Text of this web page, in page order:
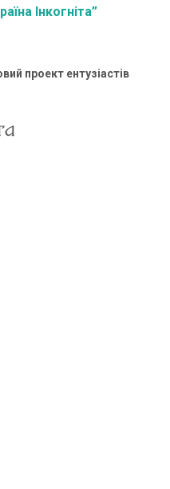
Інкогніта”
проект ентузіастів